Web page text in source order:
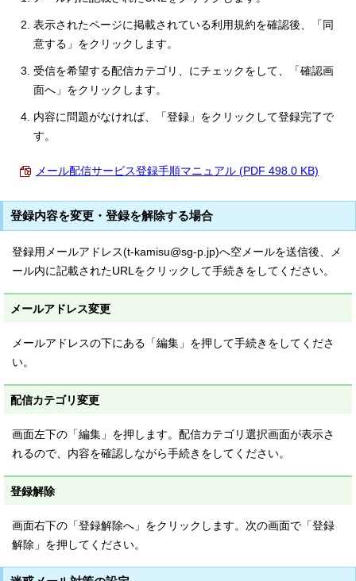
表示されたページに掲載されている利用規約を確認後、「同
意する」をクリックします。
受信を希望する配信カテゴリ、にチェックをして、「確認画
面へ」をクリックします。
内容に問題がなければ、「登録」をクリックして登録完了で
す。
メール配信サービス登録手順マニュアル (PDF 498.0 KB)
登録内容を変更・登録を解除する場合
登録用メールアドレス(t-kamisu@sg-p.jp)へ空メールを送信後、メ
ール内に記載されたURLをクリックして手続きをしてください。
メールアドレス変更
メールアドレスの下にある「編集」を押して手続きをしてくださ
い。
配信カテゴリ変更
画面左下の「編集」を押します。配信カテゴリ選択画面が表示さ
れるので、内容を確認しながら手続きをしてください。
登録解除
画面右下の「登録解除へ」をクリックします。次の画面で「登録
解除」を押してください。